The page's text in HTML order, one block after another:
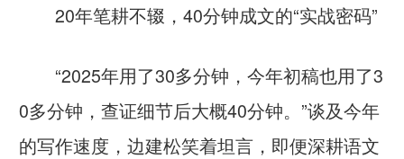
20年笔耕不辍，40分钟成文的“实战密码”
“2025年用了30多分钟，今年初稿也用了3
0多分钟，查证细节后大概40分钟。”谈及今年
的写作速度，边建松笑着坦言，即便深耕语文